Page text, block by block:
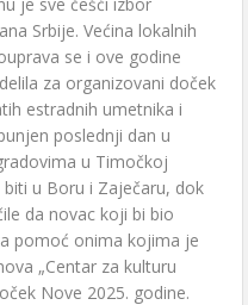
Srbije. Većina lokalnih
se i ove godine
za organizovani doček
estradnih umetnika i
poslednji dan u
u Timočkoj
u Boru i Zaječaru, dok
da novac koji bi bio
pomoć onima kojima je
„Centar za kulturu
Nove 2025. godine.